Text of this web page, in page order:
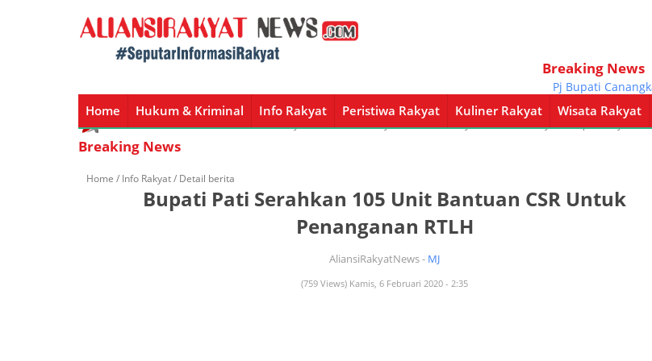
Breaking News
Pj Bupati Canangkan
Home Hukum & Kriminal Info Rakyat Peristiwa Rakyat Kuliner Rakyat Wisata Rakyat
Home Hukum & Kriminal Info Rakyat Peristiwa Rakyat Kuliner Rakyat Wisata Rakyat Opini Rakyat
Breaking News
Home / Info Rakyat/ Detail berita
Bupati Pati Serahkan 105 Unit Bantuan CSR Untuk
Penanganan RTLH
AliansiRakyatNews - MJ
(759 Views) Kamis, 6 Februari 2020 - 2:35